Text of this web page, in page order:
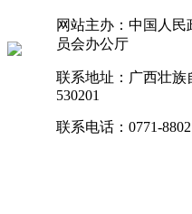
网站主办：中国人
员会办公厅
联系地址：广西壮族
530201
联系电话：0771-